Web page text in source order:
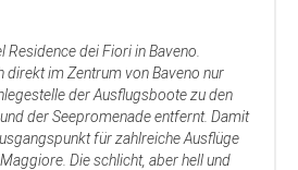
dei Fiori in Baveno.
direkt im Zentrum von Baveno nur
der Ausflugsboote zu den
der Seepromenade entfernt. Damit
für zahlreiche Ausflüge
Die schlicht, aber hell und